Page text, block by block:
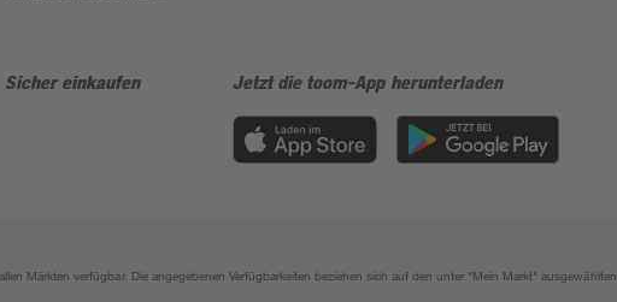
Sicher einkaufen Jetzt die toom-App herunterladen
Märkten verfügbar. Die angegebenen Verfügbarkeiten beziehen sich auf den unter "Mein Markt"